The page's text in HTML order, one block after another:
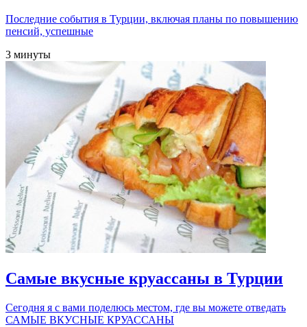
Последние события в Турции, включая планы по повышению
пенсий, успешные
3 минуты
Самые вкусные круассаны в Турции
Сегодня я с вами поделюсь местом, где вы можете отведать
САМЫЕ ВКУСНЫЕ КРУАССАНЫ